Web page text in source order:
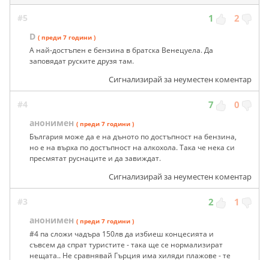
#5 1 2
D ( преди 7 години )
А най-достъпен е бензина в братска Венецуела. Да
заповядат руските друзя там.
Сигнализирай за неуместен коментар
#4 7 0
анонимен ( преди 7 години )
България може да е на дъното по достъпност на бензина,
но е на върха по достъпност на алкохола. Така че нека си
пресмятат руснаците и да завиждат.
Сигнализирай за неуместен коментар
#3 2 1
анонимен ( преди 7 години )
#4 па сложи чадъра 150лв да избиеш концесията и
съвсем да спрат туристите - така ще се нормализират
нещата.. Не сравнявай Гърция има хиляди плажове - те